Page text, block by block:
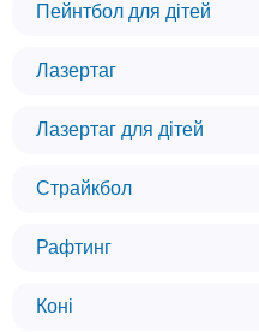
Пейнтбол для дітей
Лазертаг
Лазертаг для дітей
Страйкбол
Рафтинг
Коні